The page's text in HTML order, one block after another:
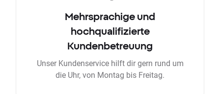
Mehrsprachige und
hochqualifizierte
Kundenbetreuung
Unser Kundenservice hilft dir gern rund um
die Uhr, von Montag bis Freitag.